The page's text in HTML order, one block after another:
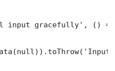
input gracefully', ()